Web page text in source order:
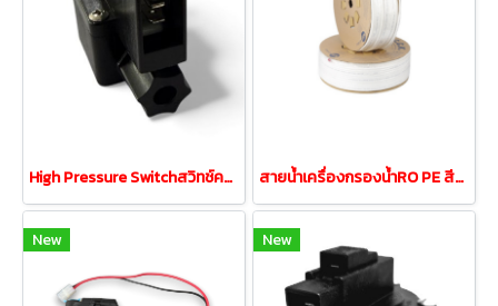
High Pressure Switchสวิทช์ความดัน 2ขา 1/4"OD2หุน สายน้ำเครื่องกรองน้ำRO PE สีขาวขนาด 2หุน 1/4"
New New